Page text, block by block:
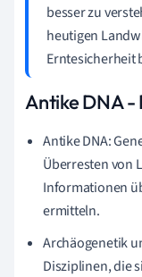
besser zu
heutigen
Erntesicherheit
Antike DNA
Antike DNA:
Überresten von
Informationen
ermitteln.
Archäogenetik
Disziplinen, die